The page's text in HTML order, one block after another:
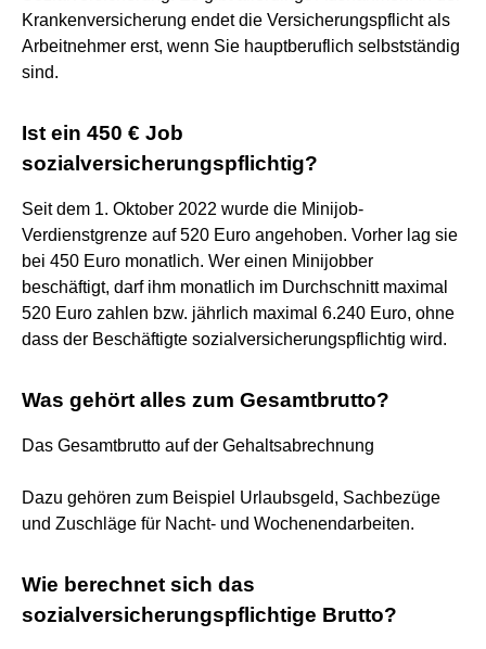
Krankenversicherung endet die Versicherungspflicht als
Arbeitnehmer erst, wenn Sie hauptberuflich selbstständig
sind.
Ist ein 450 € Job
sozialversicherungspflichtig?
Seit dem 1. Oktober 2022 wurde die Minijob-
Verdienstgrenze auf 520 Euro angehoben. Vorher lag sie
bei 450 Euro monatlich. Wer einen Minijobber
beschäftigt, darf ihm monatlich im Durchschnitt maximal
520 Euro zahlen bzw. jährlich maximal 6.240 Euro, ohne
dass der Beschäftigte sozialversicherungspflichtig wird.
Was gehört alles zum Gesamtbrutto?
Das Gesamtbrutto auf der Gehaltsabrechnung
Dazu gehören zum Beispiel Urlaubsgeld, Sachbezüge
und Zuschläge für Nacht- und Wochenendarbeiten.
Wie berechnet sich das
sozialversicherungspflichtige Brutto?